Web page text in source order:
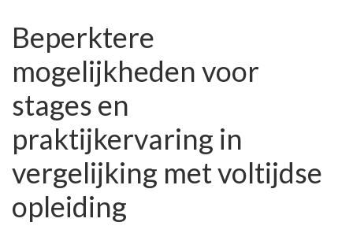
Beperktere
mogelijkheden voor
stages en
praktijkervaring in
vergelijking met voltijdse
opleiding